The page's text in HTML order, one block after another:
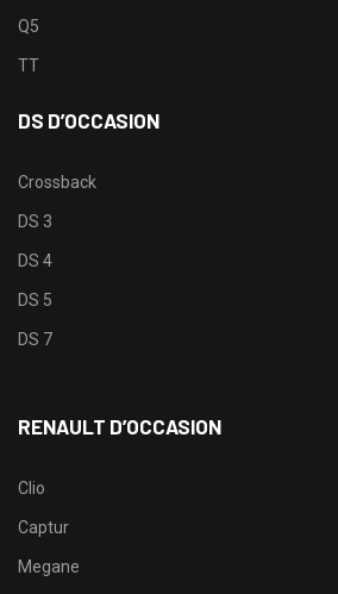
Q5
TT
DS D’OCCASION
Crossback
DS 3
DS 4
DS 5
DS 7
RENAULT D’OCCASION
Clio
Captur
Megane